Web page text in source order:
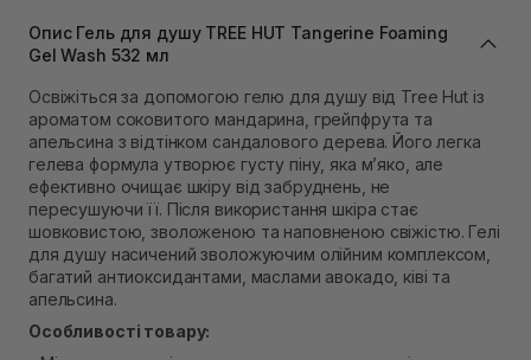
Немає в наявності!
Самовивіз м. Львів, вул. Степана Бандери 45
Самовивіз м. Рівне, вул. 16-го Липня, 15
Немає в наявності!
Самовивіз м. Рівне, вул. Кулика і Гудачека 23 (ТЦ
Екватор)
Немає в наявності!
Опис Гель для душу TREE HUT Tangerine Foaming
Gel Wash 532 мл
Освіжіться за допомогою гелю для душу від Tree Hut із
ароматом соковитого мандарина, грейпфрута та
апельсина з відтінком сандалового дерева. Його легка
гелева формула утворює густу піну, яка м’яко, але
ефективно очищає шкіру від забруднень, не
пересушуючи її. Після використання шкіра стає
шовковистою, зволоженою та наповненою свіжістю. Гелі
для душу насичений зволожуючим олійним комплексом,
багатий антиоксидантами, маслами авокадо, ківі та
апельсина.
Особливості товару: